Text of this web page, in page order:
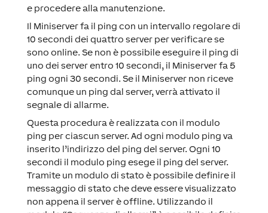
e procedere alla manutenzione.
Il Miniserver fa il ping con un intervallo regolare di
10 secondi dei quattro server per verificare se
sono online. Se non è possibile eseguire il ping di
uno dei server entro 10 secondi, il Miniserver fa 5
ping ogni 30 secondi. Se il Miniserver non riceve
comunque un ping dal server, verrà attivato il
segnale di allarme.
Questa procedura è realizzata con il modulo
ping per ciascun server. Ad ogni modulo ping va
inserito l’indirizzo del ping del server. Ogni 10
secondi il modulo ping esege il ping del server.
Tramite un modulo di stato è possibile definire il
messaggio di stato che deve essere visualizzato
non appena il server è offline. Utilizzando il